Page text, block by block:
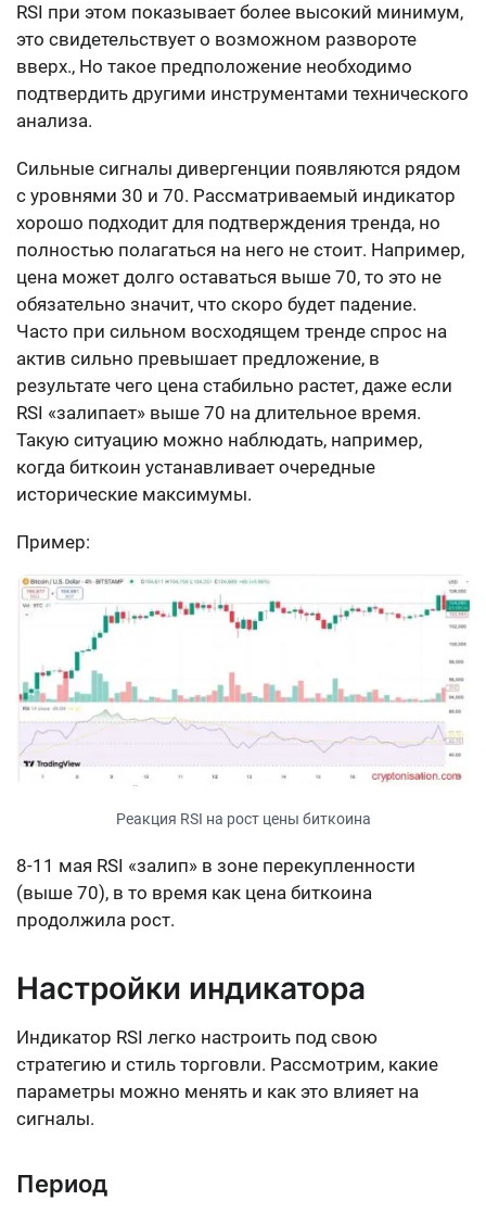
RSI при этом показывает более высокий минимум,
это свидетельствует о возможном развороте
вверх., Но такое предположение необходимо
подтвердить другими инструментами технического
анализа.
Сильные сигналы дивергенции появляются рядом
с уровнями 30 и 70. Рассматриваемый индикатор
хорошо подходит для подтверждения тренда, но
полностью полагаться на него не стоит. Например,
цена может долго оставаться выше 70, то это не
обязательно значит, что скоро будет падение.
Часто при сильном восходящем тренде спрос на
актив сильно превышает предложение, в
результате чего цена стабильно растет, даже если
RSI «залипает» выше 70 на длительное время.
Такую ситуацию можно наблюдать, например,
когда биткоин устанавливает очередные
исторические максимумы.
Пример:
Реакция RSI на рост цены биткоина
8-11 мая RSI «залип» в зоне перекупленности
(выше 70), в то время как цена биткоина
продолжила рост.
Настройки индикатора
Индикатор RSI легко настроить под свою
стратегию и стиль торговли. Рассмотрим, какие
параметры можно менять и как это влияет на
сигналы.
Период